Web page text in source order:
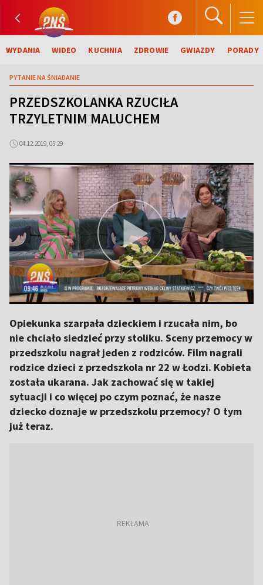
WYDANIA WIDEO KUCHNIA ZDROWIE GWIAZDY PORADY
PYTANIE NA ŚNIADANIE
PRZEDSZKOLANKA RZUCIŁA
TRZYLETNIM MALUCHEM
04.12.2019, 05:29
Opiekunka szarpała dzieckiem i rzucała nim, bo
nie chciało siedzieć przy stoliku. Sceny przemocy w
przedszkolu nagrał jeden z rodziców. Film nagrali
rodzice dzieci z przedszkola nr 22 w Łodzi. Kobieta
została ukarana. Jak zachować się w takiej
sytuacji i co więcej po czym poznać, że nasze
dziecko doznaje w przedszkolu przemocy? O tym
już teraz.